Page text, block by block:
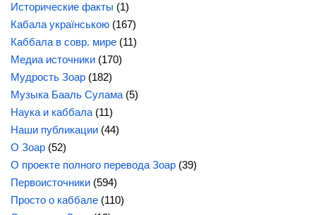
Исторические факты (1)
Кабала українською (167)
Каббала в совр. мире (11)
Медиа источники (170)
Мудрость Зоар (182)
Музыка Бааль Сулама (5)
Наука и каббала (11)
Наши публикации (44)
О Зоар (52)
О проекте полного перевода Зоар (39)
Первоисточники (594)
Просто о каббале (110)